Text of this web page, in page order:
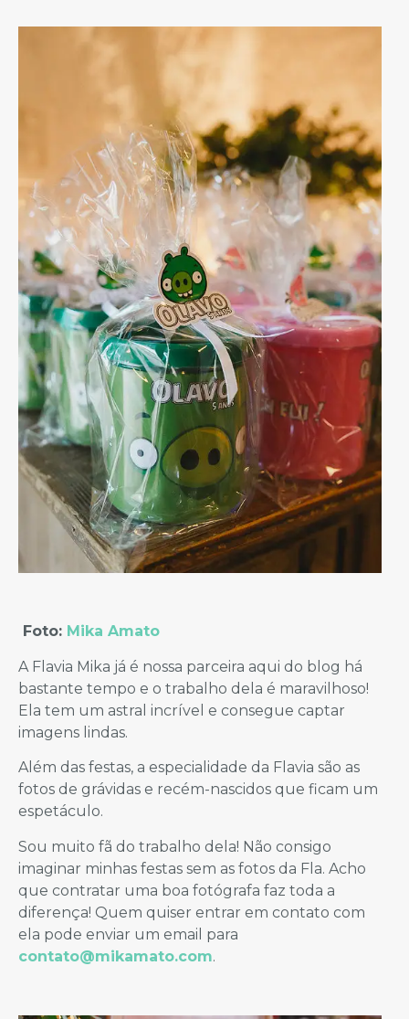
Foto: Mika Amato
A Flavia Mika já é nossa parceira aqui do blog há
bastante tempo e o trabalho dela é maravilhoso!
Ela tem um astral incrível e consegue captar
imagens lindas.
Além das festas, a especialidade da Flavia são as
fotos de grávidas e recém-nascidos que ficam um
espetáculo.
Sou muito fã do trabalho dela! Não consigo
imaginar minhas festas sem as fotos da Fla. Acho
que contratar uma boa fotógrafa faz toda a
diferença! Quem quiser entrar em contato com
ela pode enviar um email para
contato@mikamato.com.